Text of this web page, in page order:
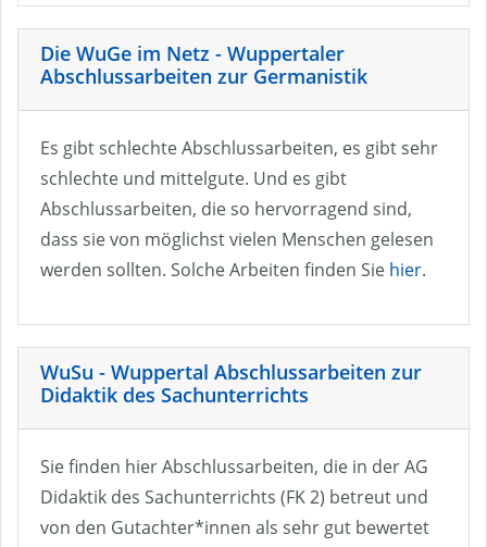
Die WuGe im Netz - Wuppertaler
Abschlussarbeiten zur Germanistik
Es gibt schlechte Abschlussarbeiten, es gibt sehr
schlechte und mittelgute. Und es gibt
Abschlussarbeiten, die so hervorragend sind,
dass sie von möglichst vielen Menschen gelesen
werden sollten. Solche Arbeiten finden Sie hier.
WuSu - Wuppertal Abschlussarbeiten zur
Didaktik des Sachunterrichts
Sie finden hier Abschlussarbeiten, die in der AG
Didaktik des Sachunterrichts (FK 2) betreut und
von den Gutachter*innen als sehr gut bewertet